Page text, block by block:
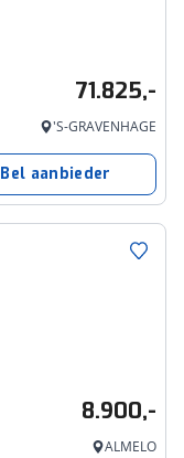
71.825,-
'S-GRAVENHAGE
Bel aanbieder
8.900,-
ALMELO